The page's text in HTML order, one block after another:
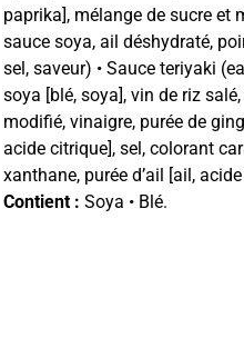
paprika], mélange de sucre et
sauce soya, ail déshydraté,
sel, saveur) • Sauce teriyaki
soya [blé, soya], vin de riz
modifié, vinaigre, purée de
acide citrique], sel, colorant
xanthane, purée d’ail [ail,
Contient : Soya • Blé.